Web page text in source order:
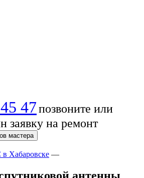
47позвоните или
заявку на ремонт
мастера
Хабаровске —